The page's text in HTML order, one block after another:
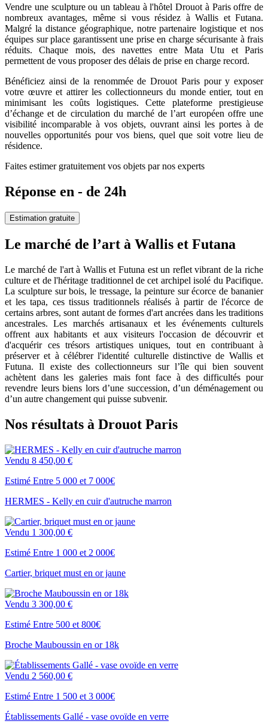
Vendre une sculpture ou un tableau à l'hôtel Drouot à Paris offre de
nombreux avantages, même si vous résidez à Wallis et Futana.
Malgré la distance géographique, notre partenaire logistique et nos
équipes sur place garantissent une prise en charge sécurisante à frais
réduits. Chaque mois, des navettes entre Mata Utu et Paris
permettent de vous proposer des délais de prise en charge record.
Bénéficiez ainsi de la renommée de Drouot Paris pour y exposer
votre œuvre et attirer les collectionneurs du monde entier, tout en
minimisant les coûts logistiques. Cette plateforme prestigieuse
d’échange et de circulation du marché de l’art européen offre une
visibilité incomparable à vos objets, ouvrant ainsi les portes à de
nouvelles opportunités pour vos biens, quel que soit votre lieu de
résidence.
Faites estimer gratuitement vos objets par nos experts
Réponse en - de 24h
Estimation gratuite
Le marché de l’art à Wallis et Futana
Le marché de l'art à Wallis et Futuna est un reflet vibrant de la riche
culture et de l'héritage traditionnel de cet archipel isolé du Pacifique.
La sculpture sur bois, le tressage, la peinture sur écorce de bananier
et les tapa, ces tissus traditionnels réalisés à partir de l'écorce de
certains arbres, sont autant de formes d'art ancrées dans les traditions
ancestrales. Les marchés artisanaux et les événements culturels
offrent aux habitants et aux visiteurs l'occasion de découvrir et
d'acquérir ces trésors artistiques uniques, tout en contribuant à
préserver et à célébrer l'identité culturelle distinctive de Wallis et
Futuna. Il existe des collectionneurs sur l’île qui bien souvent
achètent dans les galeries mais font face à des difficultés pour
revendre leurs biens lors d’une succession, d’un déménagement ou
d’un autre changement qui puisse subvenir.
Nos résultats à Drouot Paris
Vendu 8 450,00 €
Estimé Entre 5 000 et 7 000€
HERMES - Kelly en cuir d'autruche marron
Vendu 1 300,00 €
Estimé Entre 1 000 et 2 000€
Cartier, briquet must en or jaune
Vendu 3 300,00 €
Estimé Entre 500 et 800€
Broche Mauboussin en or 18k
Vendu 2 560,00 €
Estimé Entre 1 500 et 3 000€
Établissements Gallé - vase ovoïde en verre